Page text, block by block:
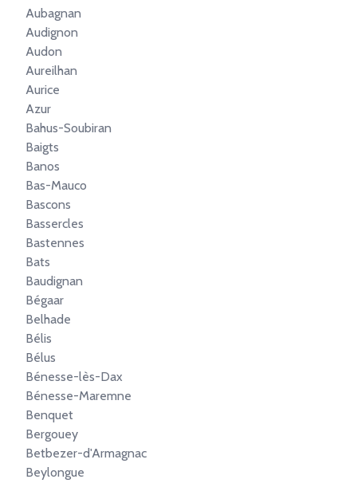
Aubagnan
Audignon
Audon
Aureilhan
Aurice
Azur
Bahus-Soubiran
Baigts
Banos
Bas-Mauco
Bascons
Bassercles
Bastennes
Bats
Baudignan
Bégaar
Belhade
Bélis
Bélus
Bénesse-lès-Dax
Bénesse-Maremne
Benquet
Bergouey
Betbezer-d'Armagnac
Beylongue